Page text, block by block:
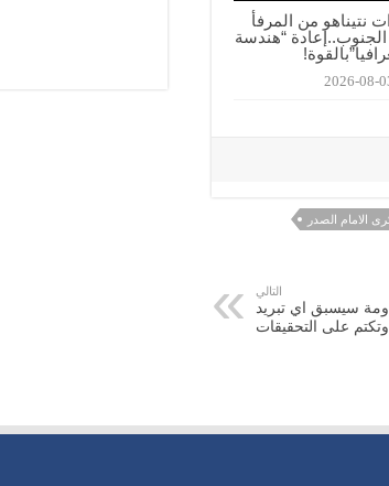
نتيناهو من المرفأ
“هندسة
2026-08-
الامام الصدر
التالي
سيسبق اي تبريد
على التحقيقات